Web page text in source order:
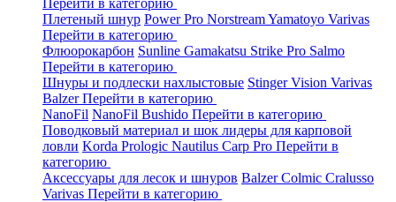
Перейти в категорию
Плетеный шнур Power Pro NorstreamYamatoyo Varivas
Перейти в категорию
Флюорокарбон Sunline Gamakatsu Strike Pro Salmo
Перейти в категорию
Шнуры и подлески нахлыстовые StingerVision Varivas
BalzerПерейти в категорию
NanoFil NanoFil Bushido Перейти в категорию
Поводковый материал и шок лидеры для карповой
ловли Korda Prologic Nautilus Carp Pro Перейти в
категорию
Аксессуары для лесок и шнуров BalzerColmic Cralusso
Varivas Перейти в категорию